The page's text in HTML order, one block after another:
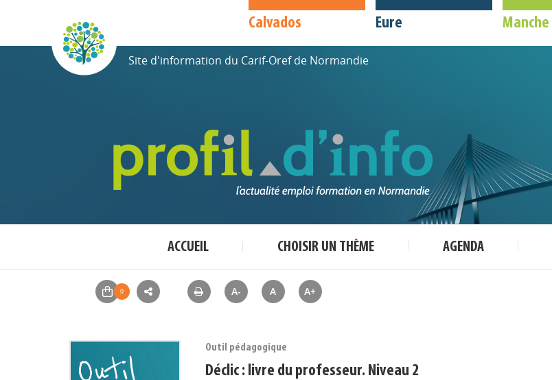
Calvados Eure Manche
Site d'information du Carif-Oref de Normandie
ACCUEIL CHOISIR UN THÈME AGENDA
A- A A+
Outil pédagogique
Déclic : livre du professeur. Niveau 2